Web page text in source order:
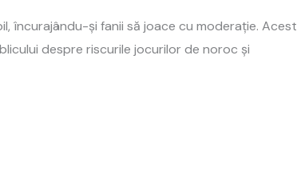
încurajându-și fanii să joace cu moderație. Acest
despre riscurile jocurilor de noroc și